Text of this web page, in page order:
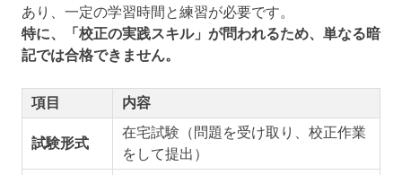
あり、一定の学習時間と練習が必要です。
特に、「校正の実践スキル」が問われるため、単なる暗
記では合格できません。
項目 内容
試験形式
在宅試験（問題を受け取り、校正作業
をして提出）